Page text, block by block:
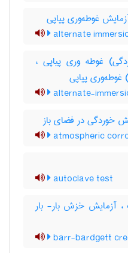
غوطه‌وری پیاپی
alternate
غوطه وری پیاپی ،
پیاپی
alternate-
خوردگی در فضای باز
atmospheric
autoclave test
آزمایش خزش بار- بار
barr-bardgett